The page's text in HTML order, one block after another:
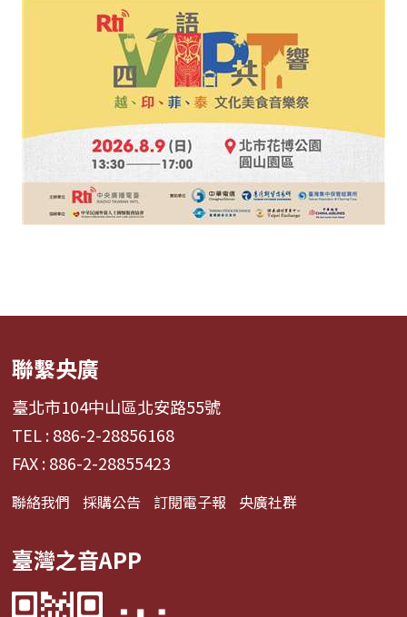
聯繫央廣
臺北市104中山區北安路55號
TEL : 886-2-28856168
FAX : 886-2-28855423
聯絡我們 採購公告 訂閱電子報 央廣社群
臺灣之音APP